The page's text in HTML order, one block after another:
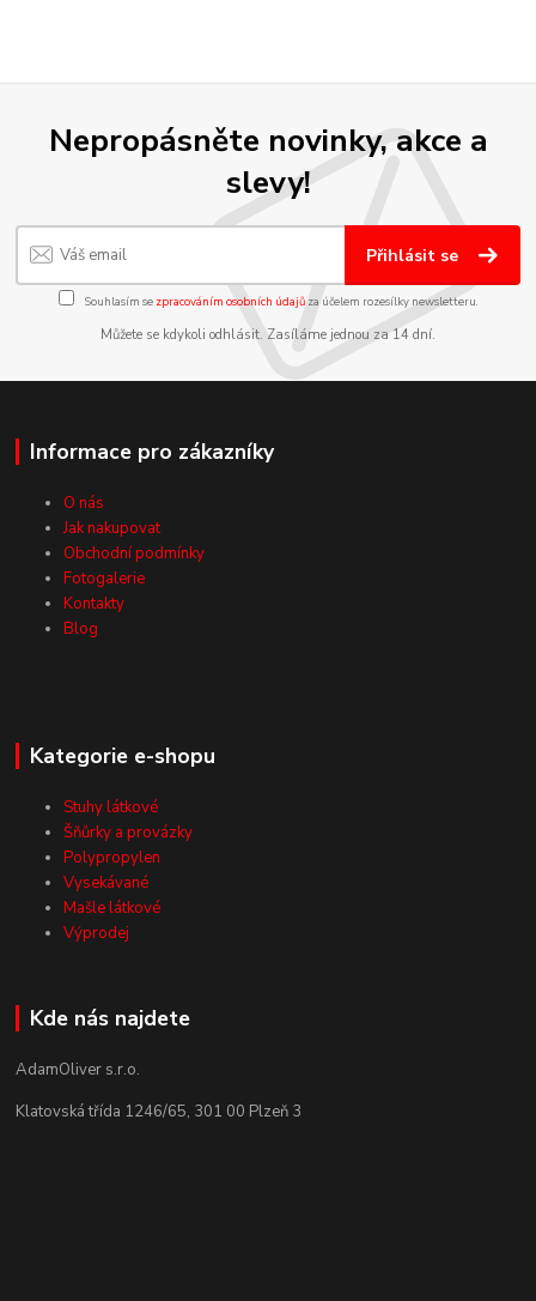
Nepropásněte novinky, akce a
slevy!
Přihlásit se
Souhlasím se zpracováním osobních údajůza účelem rozesílky newsletteru.
Můžete se kdykoli odhlásit. Zasíláme jednou za 14 dní.
Informace pro zákazníky
O nás
Jak nakupovat
Obchodní podmínky
Fotogalerie
Kontakty
Blog
Kategorie e-shopu
Stuhy látkové
Šňůrky a provázky
Polypropylen
Vysekávané
Mašle látkové
Výprodej
Kde nás najdete
AdamOliver s.r.o.
Klatovská třída 1246/65, 301 00 Plzeň 3